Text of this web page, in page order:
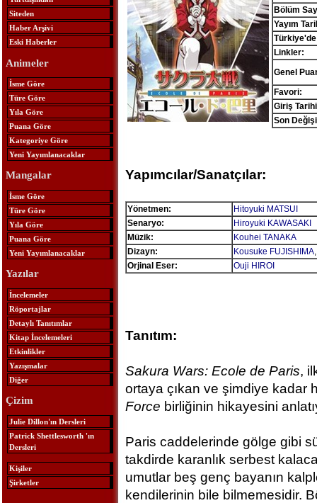
Siteden
Haber Arşivi
Eski Haberler
Animeler
İsme Göre
Türe Göre
Yıla Göre
Puana Göre
Kategoriye Göre
Yeni Yayımlanacaklar
Mangalar
İsme Göre
Türe Göre
Yıla Göre
Puana Göre
Yeni Yayımlanacaklar
Yazılar
İncelemeler
Röportajlar
Detaylı Tanıtımlar
Kitap İncelemeleri
Etkinlikler
Yazışmalar
Diğer
Çizim
Julie Dillon'ın Dersleri
Patrick Shettlesworth 'ın
Dersleri
Kişiler
Şirketler
Bölüm
Yayım
Linkler:
Genel
Favori:
Giriş
Son
Yapımcılar/Sanatçılar:
Yönetmen:
Hitoyuki MATSUI
Senaryo:
Hiroyuki KAWASAKI
Müzik:
Kouhei TANAKA
Dizayn:
Kousuke FUJISHIMA
Orjinal Eser:
Ouji HIROI
Tanıtım:
Sakura Wars: Ecole de Paris,
ortaya çıkan ve şimdiye kadar
Force birliğinin hikayesini
Paris caddelerinde gölge gibi
takdirde karanlık serbest
umutlar beş genç bayanın
kendilerinin bile bilmemesidir.